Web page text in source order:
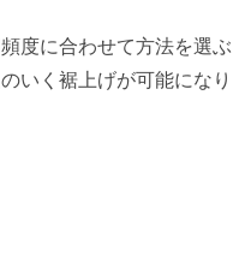
度に合わせて方法を選ぶ
いく裾上げが可能になり